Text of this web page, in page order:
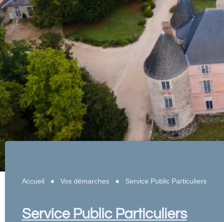
Accueil ● Vos démarches● Service Public Particuliers
Service Public Particuliers